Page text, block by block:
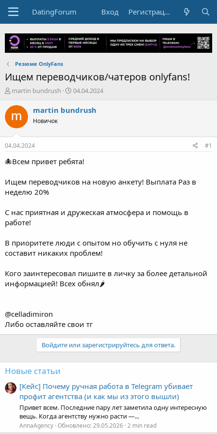
DatingForum Вход Регистрация
Резюме OnlyFans
Ищем переводчиков/чатеров onlyfans!
А
т
о
р
е
ы
martin bundrush
Д
т
л
04.04.2024
martin bundrush
Новичок
04.04.2024 #1
🐙Всем привет ребята!
Ищем переводчиков на новую анкету! Выплата Раз в
неделю 20%
С нас приятная и дружеская атмосфера и помощь в
работе!
В приоритете люди с опытом но обучить с нуля не
составит никаких проблем!
Кого заинтересовал пишите в личку за более детальной
информацией! Всех обнял🌶️
@celladimiron
Либо оставляйте свои тг
Войдите или зарегистрируйтесь для ответа.
Новые статьи
[Кейс] Почему ручная работа в Telegram убивает
профит агентства (и как мы из этого вышли)
Привет всем. Последние пару лет заметила одну интересную
вещь. Когда агентству нужно расти —...
AnnaAgency Обновлено:29.05.2026 2 min read